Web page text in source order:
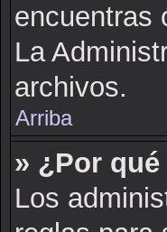
encuentras
La
archivos.
Arriba
» ¿Por
Los